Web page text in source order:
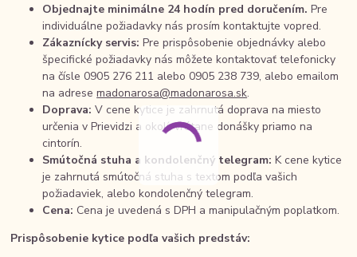
Objednajte minimálne 24 hodín pred doručením. Pre
individuálne požiadavky nás prosím kontaktujte vopred.
Zákaznícky servis: Pre prispôsobenie objednávky alebo
špecifické požiadavky nás môžete kontaktovať telefonicky
na čísle 0905 276 211 alebo 0905 238 739, alebo emailom
na adresemadonarosa@madonarosa.sk.
Doprava: V cene kytice je zahrnutá doprava na miesto
určenia v Prievidzi a okolí, vrátane donášky priamo na
cintorín.
Smútočná stuha a kondolenčný telegram: K cene kytice
je zahrnutá smútočná stuha s textom podľa vašich
požiadaviek, alebo kondolenčný telegram.
Cena: Cena je uvedená s DPH a manipulačným poplatkom.
Prispôsobenie kytice podľa vašich predstáv: